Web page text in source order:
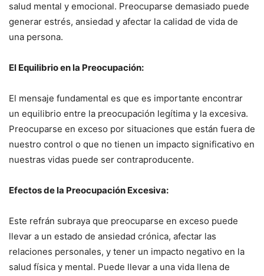
salud mental y emocional. Preocuparse demasiado puede
generar estrés, ansiedad y afectar la calidad de vida de
una persona.
El Equilibrio en la Preocupación:
El mensaje fundamental es que es importante encontrar
un equilibrio entre la preocupación legítima y la excesiva.
Preocuparse en exceso por situaciones que están fuera de
nuestro control o que no tienen un impacto significativo en
nuestras vidas puede ser contraproducente.
Efectos de la Preocupación Excesiva:
Este refrán subraya que preocuparse en exceso puede
llevar a un estado de ansiedad crónica, afectar las
relaciones personales, y tener un impacto negativo en la
salud física y mental. Puede llevar a una vida llena de